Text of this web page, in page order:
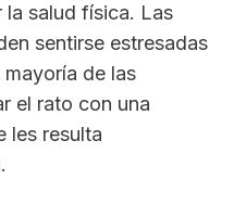
salud física. Las
sentirse estresadas
de las
el rato con una
les resulta